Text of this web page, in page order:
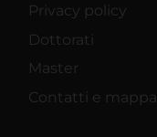
Privacy policy
Dottorati
Master
Contatti e mappa